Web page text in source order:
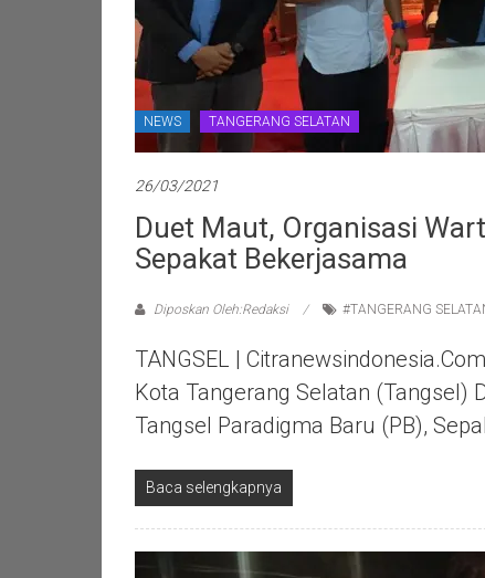
NEWS TANGERANG SELATAN
26/03/2021
Duet Maut, Organisasi
Sepakat Bekerjasama
Diposkan Oleh:Redaksi #TANGERANG
TANGSEL |
Kota Tangerang Selatan (Tangsel)
Tangsel Paradigma Baru (PB),
Baca selengkapnya